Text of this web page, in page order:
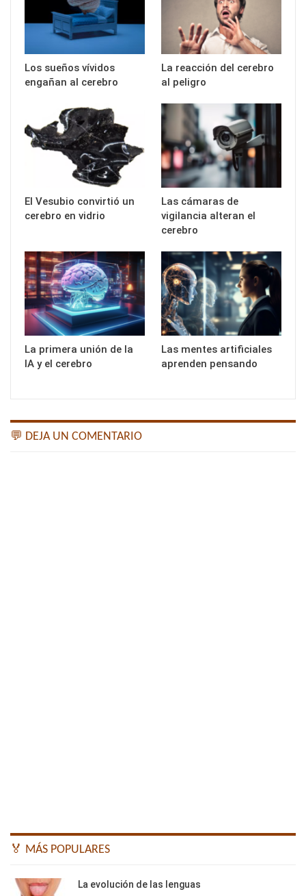
Los sueños vívidos
engañan al cerebro
La reacción del cerebro
al peligro
El Vesubio convirtió un
cerebro en vidrio
Las cámaras de
vigilancia alteran el
cerebro
La primera unión de la
IA y el cerebro
Las mentes artificiales
aprenden pensando
💬 DEJA UN COMENTARIO
🏅 MÁS POPULARES
La evolución de las lenguas